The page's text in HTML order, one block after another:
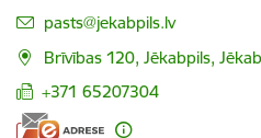
E-pasts:
pasts@jekabpils.lv
Brīvības 120, Jēkabpils,
+371 65207304